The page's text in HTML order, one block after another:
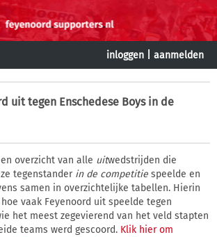
inloggen aanmelden
uit tegen Enschedese Boys in de
overzicht van alle uitwedstrijden die
tegenstander in de competitie speelde en
samen in overzichtelijke tabellen. Hierin
vaak Feyenoord uit speelde tegen
het meest zegevierend van het veld stapten
teams werd gescoord. Klik hier om